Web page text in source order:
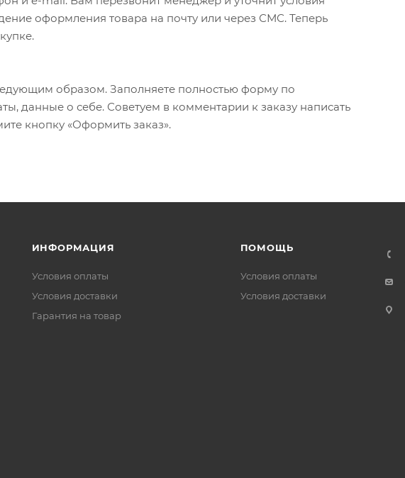
оформления товара на почту или через СМС. Теперь
образом. Заполняете полностью форму по
данные о себе. Советуем в комментарии к заказу написать
кнопку «Оформить заказ».
ИНФОРМАЦИЯ
Условия оплаты
Условия доставки
Гарантия на товар
ПОМОЩЬ
Условия оплаты
Условия доставки